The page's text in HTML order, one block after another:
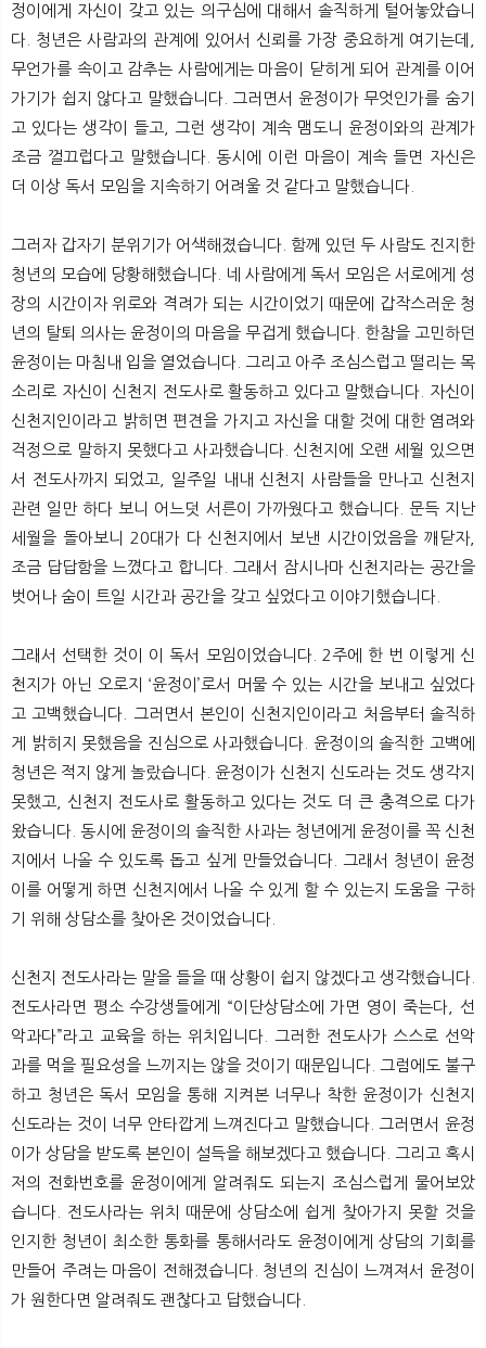
정이에게 자신이 갖고 있는 의구심에 대해서 솔직하게 털어놓았습니
다. 청년은 사람과의 관계에 있어서 신뢰를 가장 중요하게 여기는데,
무언가를 속이고 감추는 사람에게는 마음이 닫히게 되어 관계를 이어
가기가 쉽지 않다고 말했습니다. 그러면서 윤정이가 무엇인가를 숨기
고 있다는 생각이 들고, 그런 생각이 계속 맴도니 윤정이와의 관계가
조금 껄끄럽다고 말했습니다. 동시에 이런 마음이 계속 들면 자신은
더 이상 독서 모임을 지속하기 어려울 것 같다고 말했습니다.
그러자 갑자기 분위기가 어색해졌습니다. 함께 있던 두 사람도 진지한
청년의 모습에 당황해했습니다. 네 사람에게 독서 모임은 서로에게 성
장의 시간이자 위로와 격려가 되는 시간이었기 때문에 갑작스러운 청
년의 탈퇴 의사는 윤정이의 마음을 무겁게 했습니다. 한참을 고민하던
윤정이는 마침내 입을 열었습니다. 그리고 아주 조심스럽고 떨리는 목
소리로 자신이 신천지 전도사로 활동하고 있다고 말했습니다. 자신이
신천지인이라고 밝히면 편견을 가지고 자신을 대할 것에 대한 염려와
걱정으로 말하지 못했다고 사과했습니다. 신천지에 오랜 세월 있으면
서 전도사까지 되었고, 일주일 내내 신천지 사람들을 만나고 신천지
관련 일만 하다 보니 어느덧 서른이 가까웠다고 했습니다. 문득 지난
세월을 돌아보니 20대가 다 신천지에서 보낸 시간이었음을 깨닫자,
조금 답답함을 느꼈다고 합니다. 그래서 잠시나마 신천지라는 공간을
벗어나 숨이 트일 시간과 공간을 갖고 싶었다고 이야기했습니다.
그래서 선택한 것이 이 독서 모임이었습니다. 2주에 한 번 이렇게 신
천지가 아닌 오로지 ‘윤정이’로서 머물 수 있는 시간을 보내고 싶었다
고 고백했습니다. 그러면서 본인이 신천지인이라고 처음부터 솔직하
게 밝히지 못했음을 진심으로 사과했습니다. 윤정이의 솔직한 고백에
청년은 적지 않게 놀랐습니다. 윤정이가 신천지 신도라는 것도 생각지
못했고, 신천지 전도사로 활동하고 있다는 것도 더 큰 충격으로 다가
왔습니다. 동시에 윤정이의 솔직한 사과는 청년에게 윤정이를 꼭 신천
지에서 나올 수 있도록 돕고 싶게 만들었습니다. 그래서 청년이 윤정
이를 어떻게 하면 신천지에서 나올 수 있게 할 수 있는지 도움을 구하
기 위해 상담소를 찾아온 것이었습니다.
신천지 전도사라는 말을 들을 때 상황이 쉽지 않겠다고 생각했습니다.
전도사라면 평소 수강생들에게 “이단상담소에 가면 영이 죽는다, 선
악과다”라고 교육을 하는 위치입니다. 그러한 전도사가 스스로 선악
과를 먹을 필요성을 느끼지는 않을 것이기 때문입니다. 그럼에도 불구
하고 청년은 독서 모임을 통해 지켜본 너무나 착한 윤정이가 신천지
신도라는 것이 너무 안타깝게 느껴진다고 말했습니다. 그러면서 윤정
이가 상담을 받도록 본인이 설득을 해보겠다고 했습니다. 그리고 혹시
저의 전화번호를 윤정이에게 알려줘도 되는지 조심스럽게 물어보았
습니다. 전도사라는 위치 때문에 상담소에 쉽게 찾아가지 못할 것을
인지한 청년이 최소한 통화를 통해서라도 윤정이에게 상담의 기회를
만들어 주려는 마음이 전해졌습니다. 청년의 진심이 느껴져서 윤정이
가 원한다면 알려줘도 괜찮다고 답했습니다.